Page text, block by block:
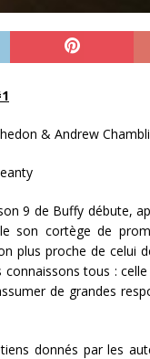
& Andrew
9 de Buffy débute,
son cortège de
plus proche de celui
tous :
de grandes
donnés par les